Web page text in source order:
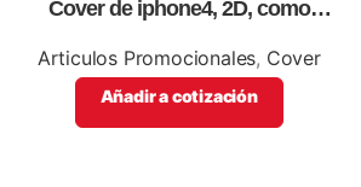
Cover de iphone4, 2D, como
Articulos Promocionales, Cover
Añadir a cotización